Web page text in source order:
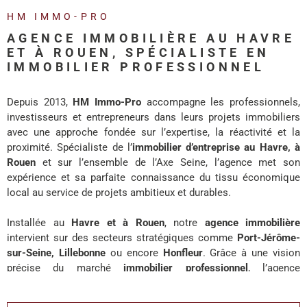
BLOG
HM IMMO-PRO
AGENCE IMMOBILIÈRE AU HAVRE
ET À ROUEN, SPÉCIALISTE EN
IMMOBILIER PROFESSIONNEL
Depuis 2013, HM Immo-Pro accompagne les professionnels,
investisseurs et entrepreneurs dans leurs projets immobiliers
avec une approche fondée sur l’expertise, la réactivité et la
proximité. Spécialiste de l’immobilier d’entreprise au Havre, à
Rouen et sur l’ensemble de l’Axe Seine, l’agence met son
expérience et sa parfaite connaissance du tissu économique
local au service de projets ambitieux et durables.
Installée au Havre et à Rouen, notre agence immobilière
intervient sur des secteurs stratégiques comme Port-Jérôme-
sur-Seine, Lillebonneou encore Honfleur. Grâce à une vision
précise du marché immobilier professionnel , l’agence